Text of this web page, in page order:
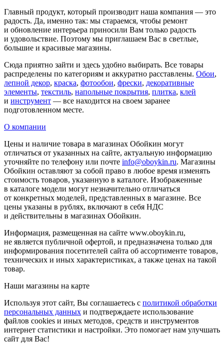
Главный продукт, который производит наша компания — это
радость. Да, именно так: мы стараемся, чтобы ремонт
и обновление интерьера приносили Вам только радость
и удовольствие. Поэтому мы приглашаем Вас в светлые,
большие и красивые магазины.
Сюда приятно зайти и здесь удобно выбирать. Все товары
распределены по категориям и аккуратно расставлены. Обои,
лепной декор, краска, фотообои, фрески, декоративные
элементы, текстиль, напольные покрытия, плитка, клей
и инструмент — все находится на своем заранее
подготовленном месте.
О компании
Цены и наличие товара в магазинах Обойкин могут
отличаться от указанных на сайте, актуальную информацию
уточняйте по телефону или почте info@oboykin.ru. Магазины
Обойкин оставляют за собой право в любое время изменять
стоимость товаров, указанную в каталоге. Изображенные
в каталоге модели могут незначительно отличаться
от конкретных моделей, представленных в магазине. Все
цены указаны в рублях, включают в себя НДС
и действительны в магазинах Обойкин.
Информация, размещенная на сайте www.oboykin.ru,
не является публичной офертой, и предназначена только для
информирования посетителей сайта об ассортименте товаров,
технических и иных характеристиках, а также ценах на такой
товар.
Наши магазины на карте
Используя этот сайт, Вы соглашаетесь с политикой обработки
персональных данных и подтверждаете использование
файлов cookies и иных методов, средств и инструментов
интернет статистики и настройки. Это помогает нам улучшать
сайт для Вас!